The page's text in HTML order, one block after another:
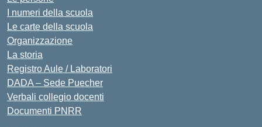
I numeri della scuola
Le carte della scuola
Organizzazione
La storia
Registro Aule / Laboratori
DADA – Sede Puecher
Verbali collegio docenti
Documenti PNRR